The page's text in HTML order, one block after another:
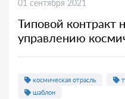
01 сентября 2021
Типовой контракт
управлению
космическая отрасль
шаблон